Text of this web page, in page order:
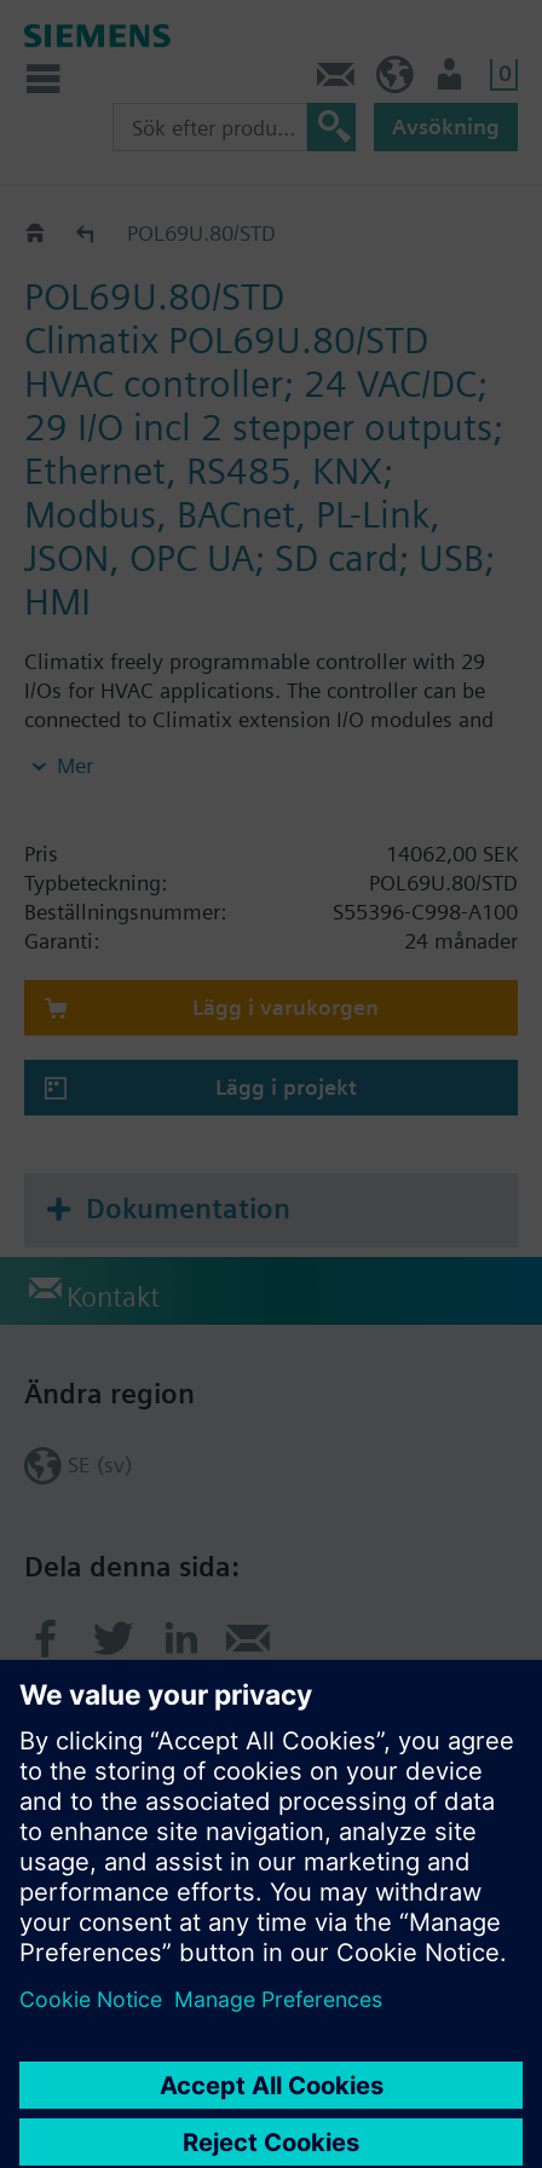
0
Avsökning
KatalogPOL69U.80/STD
POL69U.80/STD
Climatix POL69U.80/STD
HVAC controller; 24 VAC/DC;
29 I/O incl 2 stepper outputs;
Ethernet, RS485, KNX;
Modbus, BACnet, PL-Link,
JSON, OPC UA; SD card; USB;
HMI
Climatix freely programmable controller with 29
I/Os for HVAC applications. The controller can be
connected to Climatix extension I/O modules and
UIO, 6 DI, 10 DO, 2 SM. Interfaces: Built-in HMI, IP
must be ordered separately.
Mer
Pris
14062,00 SEK
Typbeteckning:
POL69U.80/STD
Beställningsnummer:
S55396-C998-A100
Garanti:
24 månader
Lägg i varukorgen
Lägg i projekt
Dokumentation
Kontakt
Dela denna sida:
Ändra region
SE (sv)
© Siemens AB, Building Technologies Division,
CPS - 2017
Produktportfölj och priser kan variera mellan
Användarvillkor